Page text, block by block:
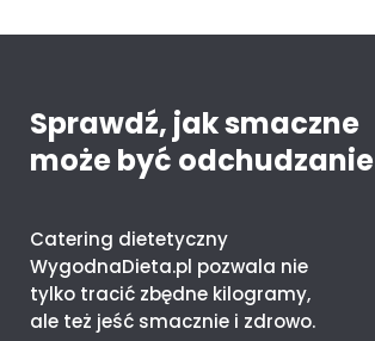
Sprawdź, jak smaczne
może być odchudzanie
Catering dietetyczny
WygodnaDieta.pl pozwala nie
tylko tracić zbędne kilogramy,
ale też jeść smacznie i zdrowo.